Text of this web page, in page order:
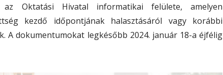
az Oktatási Hivatal informatikai felülete, amelyen
kezdő időpontjának halasztásáról vagy korábbi
A dokumentumokat legkésőbb 2024. január 18-a éjfélig